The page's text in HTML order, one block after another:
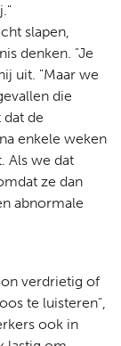
slapen,
denken. "Je
uit. "Maar we
die
de
enkele weken
Als we dat
ze dan
abnormale
verdrietig of
te luisteren",
ook in